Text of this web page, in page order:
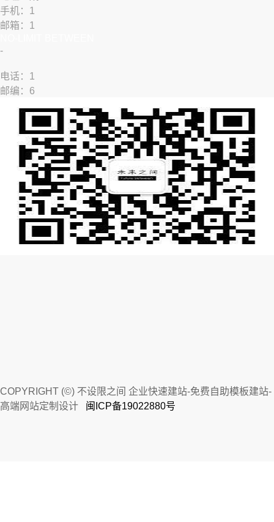
手机：1
邮箱：1
​-
​​电话：1
邮编：6
COPYRIGHT (©) 不设限之间 企业快速建站-免费自助模板建站-
高端网站定制设计
闽ICP备19022880号